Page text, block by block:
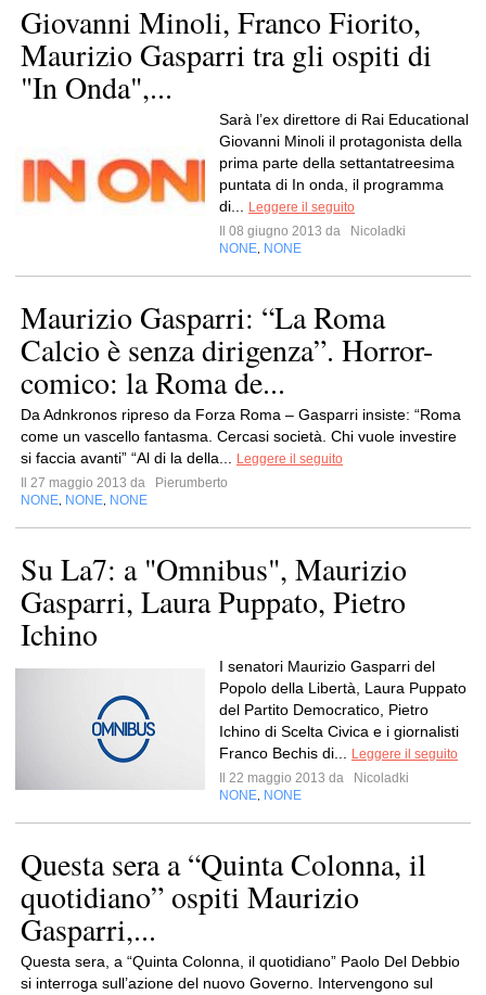
Giovanni Minoli, Franco Fiorito,
Maurizio Gasparri tra gli ospiti di
"In Onda",...
Sarà l’ex direttore di Rai Educational
Giovanni Minoli il protagonista della
prima parte della settantatreesima
puntata di In onda, il programma
di...
Leggere il seguito
Il 08 giugno 2013 da
Nicoladki
NONE NONE
Maurizio Gasparri: “La Roma
Calcio è senza dirigenza”. Horror-
comico: la Roma de...
Da Adnkronos ripreso da Forza Roma – Gasparri insiste: “Roma
come un vascello fantasma. Cercasi società. Chi vuole investire
si faccia avanti” “Al di la della...
Leggere il seguito
Il 27 maggio 2013 da
Pierumberto
NONE NONE NONE
Su La7: a "Omnibus", Maurizio
Gasparri, Laura Puppato, Pietro
Ichino
I senatori Maurizio Gasparri del
Popolo della Libertà, Laura Puppato
del Partito Democratico, Pietro
Ichino di Scelta Civica e i giornalisti
Franco Bechis di...
Leggere il seguito
Il 22 maggio 2013 da
Nicoladki
NONE NONE
Questa sera a “Quinta Colonna, il
quotidiano” ospiti Maurizio
Gasparri,...
Questa sera, a “Quinta Colonna, il quotidiano” Paolo Del Debbio
si interroga sull’azione del nuovo Governo. Intervengono sul